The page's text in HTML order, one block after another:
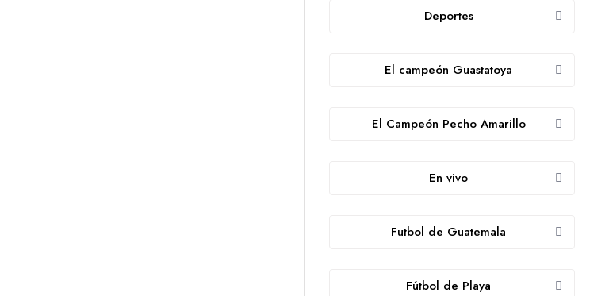
Deportes
El campeón Guastatoya
El Campeón Pecho Amarillo
En vivo
Futbol de Guatemala
Fútbol de Playa